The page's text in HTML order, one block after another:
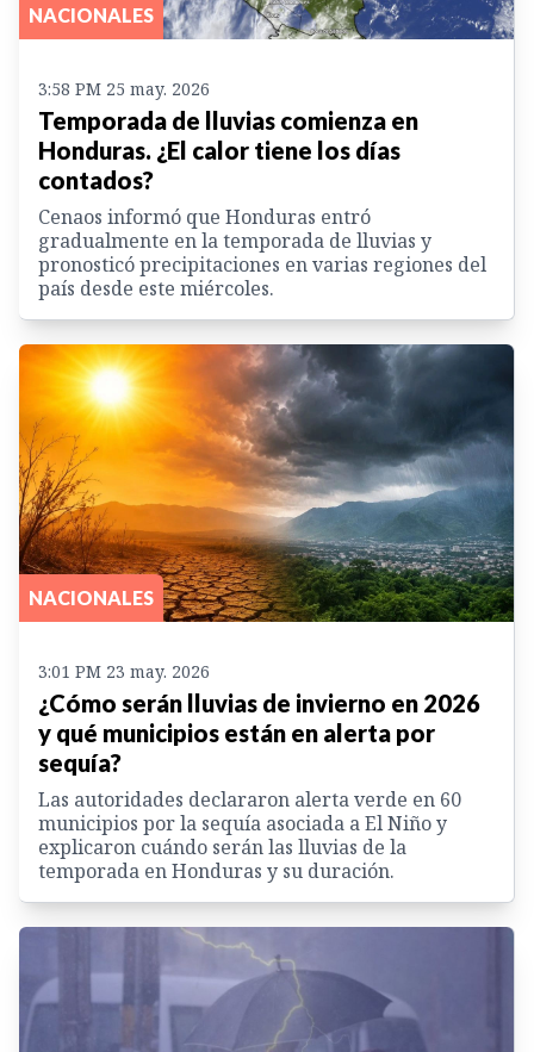
NACIONALES
3:58 PM 25 may. 2026
Temporada de lluvias comienza en
Honduras. ¿El calor tiene los días
contados?
Cenaos informó que Honduras entró
gradualmente en la temporada de lluvias y
pronosticó precipitaciones en varias regiones del
país desde este miércoles.
NACIONALES
3:01 PM 23 may. 2026
¿Cómo serán lluvias de invierno en 2026
y qué municipios están en alerta por
sequía?
Las autoridades declararon alerta verde en 60
municipios por la sequía asociada a El Niño y
explicaron cuándo serán las lluvias de la
temporada en Honduras y su duración.